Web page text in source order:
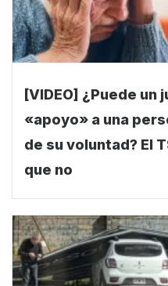
[VIDEO] ¿Puede un
«apoyo» a una
de su voluntad? El
que no